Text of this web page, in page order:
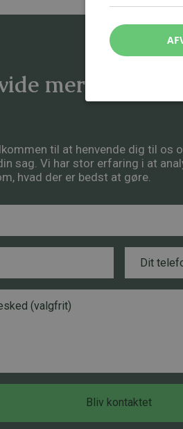
mere om
til at henvende dig til os
sag. Vi har stor erfaring i at
hvad der er bedst at gøre.
l
e
r
Bliv kontaktet